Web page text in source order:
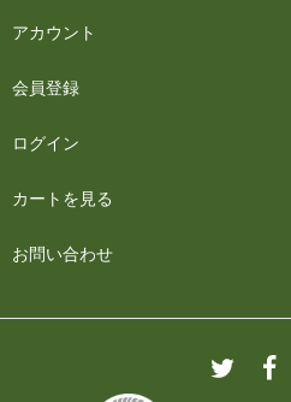
アカウント
会員登録
ログイン
カートを見る
お問い合わせ